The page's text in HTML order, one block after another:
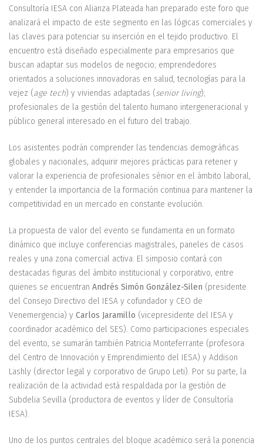
Consultoría IESA con Alianza Plateada han preparado este foro que
analizará el impacto de este segmento en las lógicas comerciales y
las claves para potenciar su inserción en el tejido productivo. El
encuentro está diseñado especialmente para empresarios que
buscan adaptar sus modelos de negocio; emprendedores
orientados a soluciones innovadoras en salud, tecnologías para la
vejez (age tech) y viviendas adaptadas (senior living);
profesionales de la gestión del talento humano intergeneracional y
público general interesado en el futuro del trabajo.
Los asistentes podrán comprender las tendencias demográficas
globales y nacionales, adquirir mejores prácticas para retener y
valorar la experiencia de profesionales sénior en el ámbito laboral,
y entender la importancia de la formación continua para mantener la
competitividad en un mercado en constante evolución.
La propuesta de valor del evento se fundamenta en un formato
dinámico que incluye conferencias magistrales, paneles de casos
reales y una zona comercial activa. El simposio contará con
destacadas figuras del ámbito institucional y corporativo, entre
quienes se encuentran Andrés Simón González-Silen (presidente
del Consejo Directivo del IESA y cofundador y CEO de
Venemergencia) y Carlos Jaramillo (vicepresidente del IESA y
coordinador académico del SES). Como participaciones especiales
del evento, se sumarán también Patricia Monteferrante (profesora
del Centro de Innovación y Emprendimiento del IESA) y Addison
Lashly (director legal y corporativo de Grupo Leti). Por su parte, la
realización de la actividad está respaldada por la gestión de
Subdelia Sevilla (productora de eventos y líder de Consultoría
IESA).
Uno de los puntos centrales del bloque académico será la ponencia